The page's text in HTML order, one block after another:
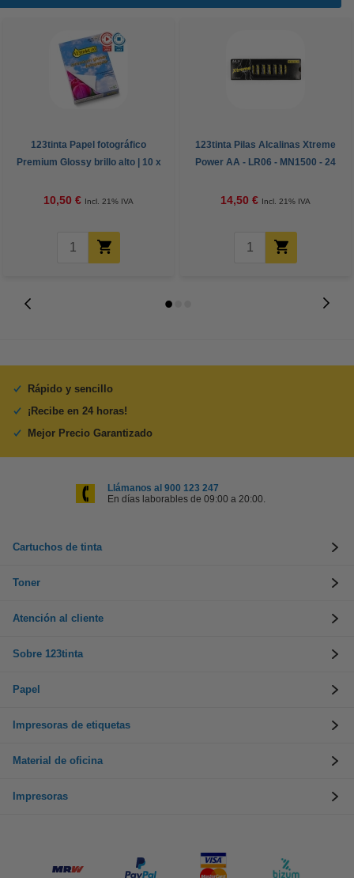
123tinta Papel fotográfico
Premium Glossy brillo alto | 10 x
10,50 € Incl. 21% IVA
123tinta Pilas Alcalinas Xtreme
Power AA - LR06 - MN1500 - 24
14,50 € Incl. 21% IVA
Rápido y sencillo
¡Recibe en 24 horas!
Mejor Precio Garantizado
Llámanos al 900 123 247
En días laborables de 09:00 a 20:00.
Cartuchos de tinta
Toner
Atención al cliente
Sobre 123tinta
Papel
Impresoras de etiquetas
Material de oficina
Impresoras